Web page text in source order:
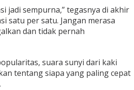
jadi sempurna,” tegasnya di akhir
satu per satu. Jangan merasa
dan tidak pernah
suara sunyi dari kaki
tentang siapa yang paling cepat